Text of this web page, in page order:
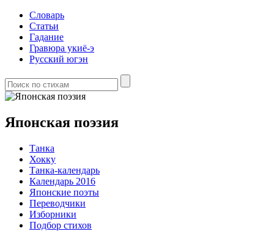
Словарь
Статьи
Гадание
Гравюра укиё-э
Русский югэн
Японская поэзия
Танка
Хокку
Танка-календарь
Календарь 2016
Японские поэты
Переводчики
Изборники
Подбор стихов